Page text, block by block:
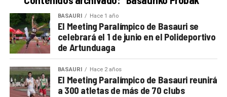
BASAURI Hace 1 año
El Meeting Paralímpico de Basauri se
celebrará el 1 de junio en el Polideportivo
de Artunduaga
BASAURI Hace 2 años
El Meeting Paralímpico de Basauri reunirá
a 300 atletas de más de 70 clubs